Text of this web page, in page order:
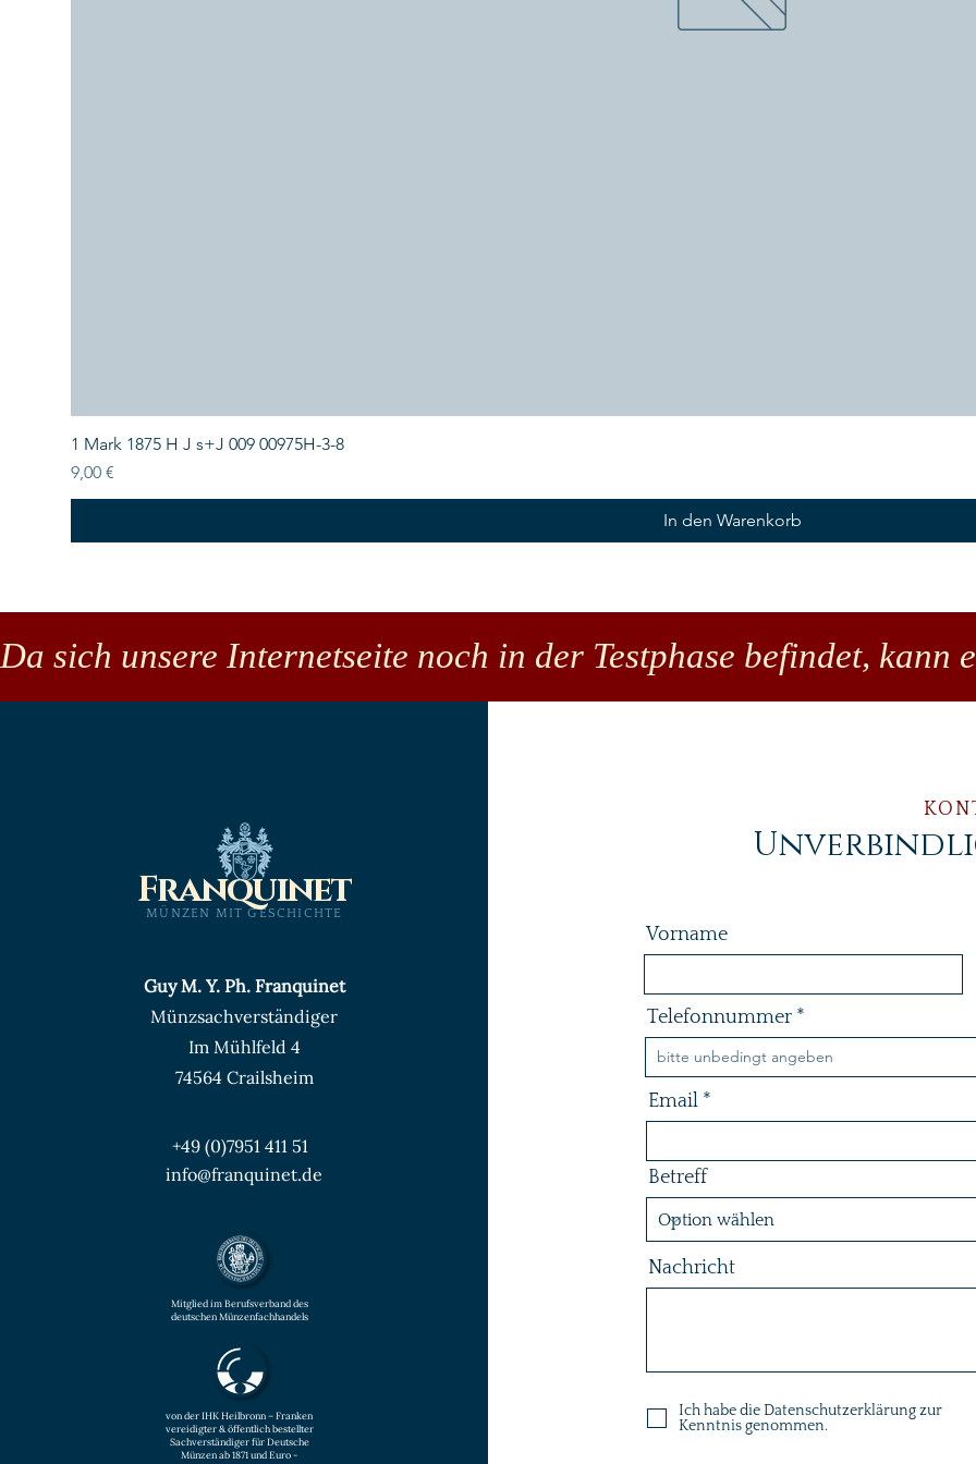
1 Mark 1875 H J s+J 009 00975H-3-8
Preis
9,00 €
In den Warenkorb
Da sich unsere Internetseite noch in der Testphase befindet,
MÜNZEN MIT GESCHICHTE
Franquinet
Guy M. Y. Ph. Franquinet
Münzsachverständiger
Im Mühlfeld 4
74564 Crailsheim
+49 (0)7951 411 51
info@franquinet.de
Mitglied im Berufsverband des
deutschen Münzenfachhandels
von der IHK Heilbronn – Franken
vereidigter & öffentlich bestellter
Sachverständiger für Deutsche
Münzen ab 1871 und Euro -
Vorname
Telefonnummer
Email
Betreff
Nachricht
Ich habe die Datenschutzerklärung zur
Kenntnis genommen.